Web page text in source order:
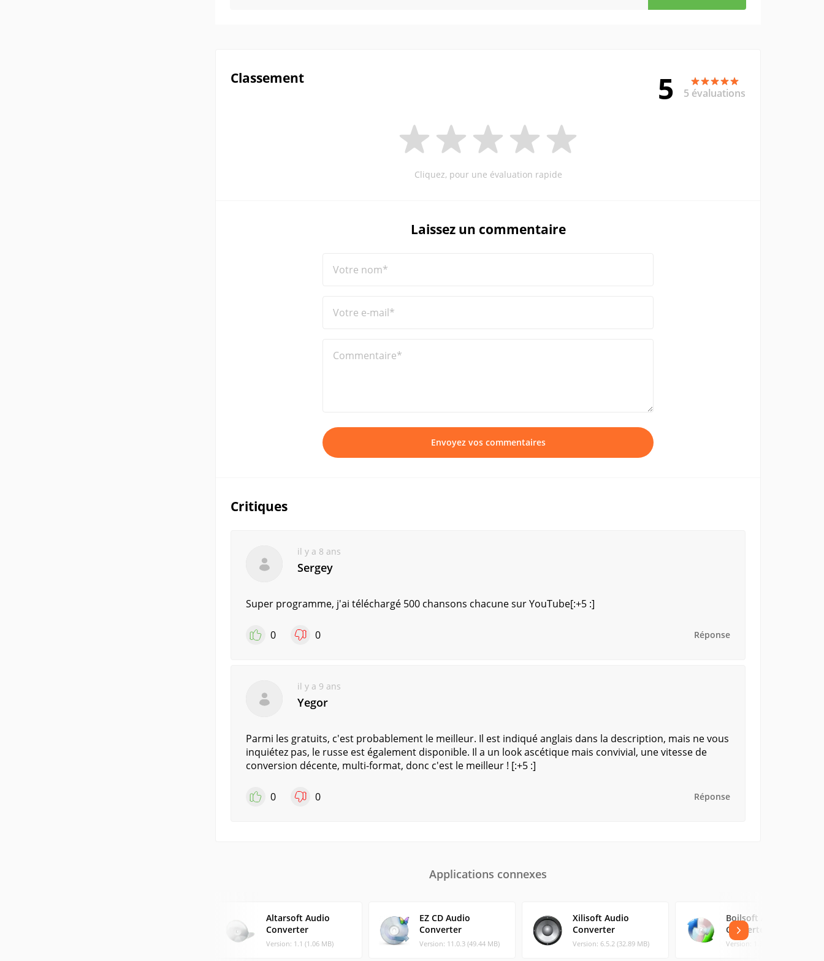
Classement 5 5 évaluations
Cliquez, pour une évaluation rapide
Laissez un commentaire
Votre nom*
Votre e-mail*
Commentaire*
Envoyez vos commentaires
Critiques
il y a 8 ans
Sergey
Super programme, j'ai téléchargé 500 chansons chacune sur YouTube[:+5 :]
0 0 Réponse
il y a 9 ans
Yegor
Parmi les gratuits, c'est probablement le meilleur. Il est indiqué anglais dans la description, mais ne vous
inquiétez pas, le russe est également disponible. Il a un look ascétique mais convivial, une vitesse de
conversion décente, multi-format, donc c'est le meilleur ! [:+5 :]
0 0 Réponse
Applications connexes
Altarsoft Audio
Converter
Version: 1.1 (1.06 MB)
EZ CD Audio
Converter
Version: 11.0.3 (49.44 MB)
Xilisoft Audio
Converter
Version: 6.5.2 (32.89 MB)
Boilsoft Audio
Converter
Version: 1.31 (13.76 MB)